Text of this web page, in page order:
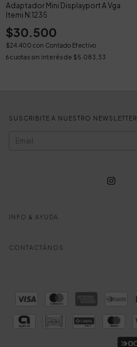
Adaptador Mini Displayport A Vga
Itemi N:1235
$30.500
$24.400 con Contado Efectivo
6cuotas sin interés de $5.083,33
SUSCRIBITE A NUESTRO NEWSLETTER
INFO & AYUDA
CONTACTÁNOS